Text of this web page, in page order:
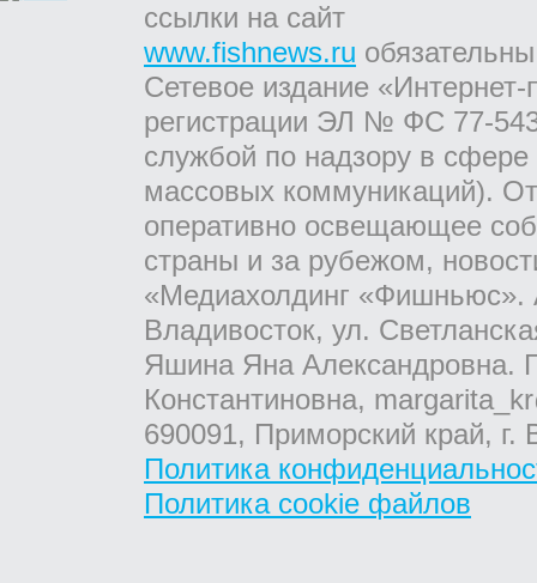
ссылки на сайт
www.fishnews.ru
Сетевое издание
регистрации ЭЛ № ФС 77-
службой по надзору в
массовых коммуникаций).
оперативно освещающее
страны и за рубежом,
«Медиахолдинг «Фишньюс».
Владивосток, ул.
Яшина Яна Александровна.
Константиновна,
690091, Приморский край,
Политика
Политика cookie файлов